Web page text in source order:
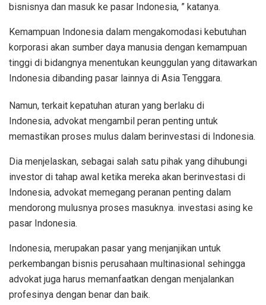
bisnisnya dan masuk ke pasar Indonesia, ” katanya.
Kemampuan Indonesia dalam mengakomodasi kebutuhan
korporasi akan sumber daya manusia dengan kemampuan
tinggi di bidangnya menentukan keunggulan yang ditawarkan
Indonesia dibanding pasar lainnya di Asia Tenggara.
Namun, terkait kepatuhan aturan yang berlaku di
Indonesia, advokat mengambil peran penting untuk
memastikan proses mulus dalam berinvestasi di Indonesia.
Dia menjelaskan, sebagai salah satu pihak yang dihubungi
investor di tahap awal ketika mereka akan berinvestasi di
Indonesia, advokat memegang peranan penting dalam
mendorong mulusnya proses masuknya. investasi asing ke
pasar Indonesia.
Indonesia, merupakan pasar yang menjanjikan untuk
perkembangan bisnis perusahaan multinasional sehingga
advokat juga harus memanfaatkan dengan menjalankan
profesinya dengan benar dan baik.